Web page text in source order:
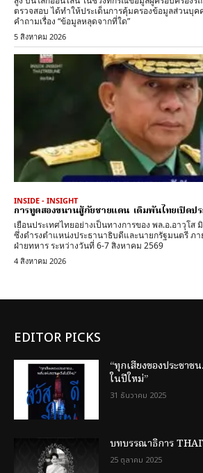
ตรวจสอบ ได้ทำให้ประเด็นการคุ้มครองข้อมูลส่วนบุ
คำถามเรื่อง “ข้อมูลหลุดจากที่ใด”
5 สิงหาคม 2026
INSIDE - INSIGHT
การทูตสองขนานสู้ภัยชายแดน เดิมพันไทยเปิดปร
เยือนประเทศไทยอย่างเป็นทางการของ พล.อ.อาวุโส
ซึ่งดำรงตำแหน่งประธานาธิบดีและนายกรัฐมนตรี ภา
ฝ่ายทหาร ระหว่างวันที่ 6-7 สิงหาคม 2569
4 สิงหาคม 2026
EDITOR PICKS
“ทุกเสียงของประชา
ในปีใหม่”
31 ธันวาคม 2025
บทบรรณาธิการ
25 ตุลาคม 2025